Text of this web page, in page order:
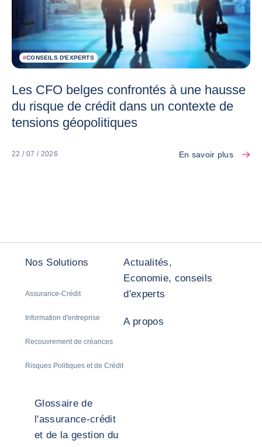
#CONSEILS D'EXPERTS
Les CFO belges confrontés à une hausse
du risque de crédit dans un contexte de
tensions géopolitiques
22 / 07 / 2026 En savoir plus
Nos Solutions
Assurance-Crédit
Information d'entreprise
Recouvrement de créances
Risques Politiques et de Crédit
Actualités,
Economie, conseils
d'experts
A propos
Glossaire de
l'assurance-crédit
et de la gestion du